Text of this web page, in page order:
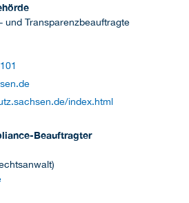
und Transparenzbeauftragte
index.html
Beauftragter